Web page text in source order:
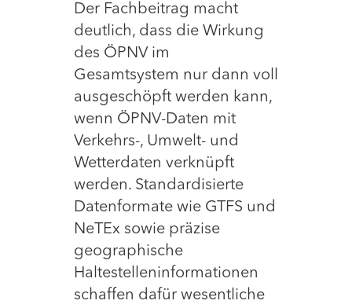
Der Fachbeitrag macht
deutlich, dass die Wirkung
des ÖPNV im
Gesamtsystem nur dann voll
ausgeschöpft werden kann,
wenn ÖPNV-Daten mit
Verkehrs-, Umwelt- und
Wetterdaten verknüpft
werden. Standardisierte
Datenformate wie GTFS und
NeTEx sowie präzise
geographische
Haltestelleninformationen
schaffen dafür wesentliche